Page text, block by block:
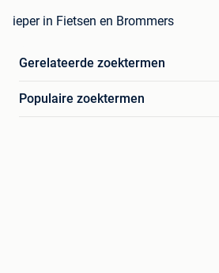
ieper in Fietsen en Brommers
Gerelateerde zoektermen
Populaire zoektermen